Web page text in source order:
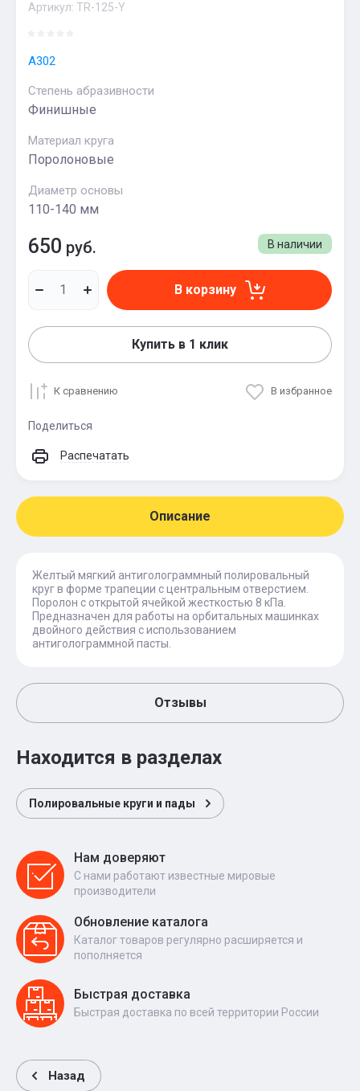
Артикул: TR-125-Y
A302
Степень абразивности
Финишные
Материал круга
Поролоновые
Диаметр основы
110-140 мм
В наличии
650 руб.
В корзину
Купить в 1 клик
К сравнению В избранное
Поделиться
Распечатать
Описание
Желтый мягкий антиголограммный полировальный
круг в форме трапеции с центральным отверстием.
Поролон с открытой ячейкой жесткостью 8 кПа.
Предназначен для работы на орбитальных машинках
двойного действия с использованием
антиголограммной пасты.
Отзывы
Находится в разделах
Полировальные круги и пады
Нам доверяют
С нами работают известные мировые
производители
Обновление каталога
Каталог товаров регулярно расширяется и
пополняется
Быстрая доставка
Быстрая доставка по всей территории России
Назад